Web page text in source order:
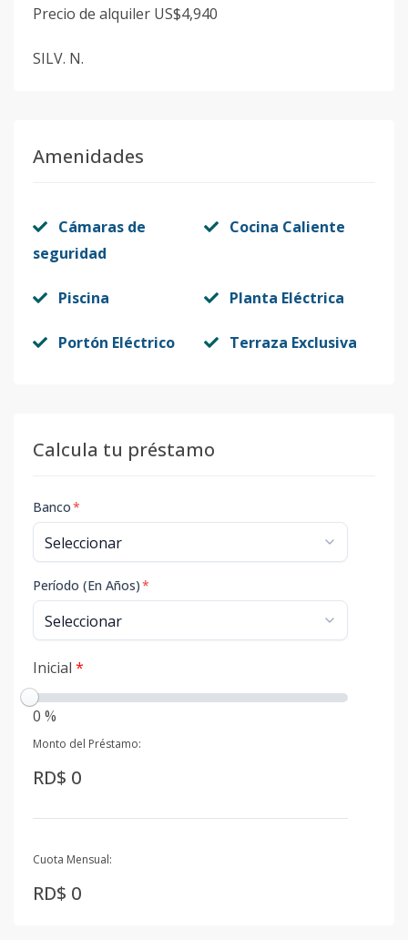
Precio de alquiler US$4,940
SILV. N.
Amenidades
Cámaras de
seguridad
Cocina Caliente
Piscina Planta Eléctrica
Portón Eléctrico Terraza Exclusiva
Calcula tu préstamo
Banco*
Período (En Años)*
Inicial *
0 %
Monto del Préstamo:
RD$ 0
Cuota Mensual:
RD$ 0